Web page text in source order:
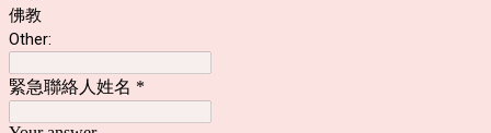
佛教
Other:
緊急聯絡人姓名 *